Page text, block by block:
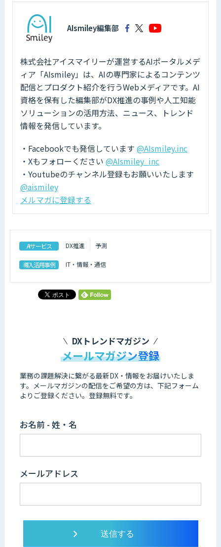
AIsmiley編集部
株式会社アイスマイリーが運営するAIポータルメデ
ィア「AIsmiley」は、AIの専門家によるコンテンツ
配信とプロダクト紹介を行うWebメディアです。AI
資格を保有した編集部がDX推進の事例や人工知能
ソリューションの活用方法、ニュース、トレンド
情報を発信しています。
・Facebookでも発信しています @AIsmiley.inc
・Xもフォローください @AIsmiley_inc
・Youtubeのチャンネル登録もお願いいたします
@aismiley
メルマガに登録する
AIサービス DX推進 予測
導入活用事例 IT・情報・通信
DXトレンドマガジン
メールマガジン登録
業務の課題解決に繋がる最新DX・情報をお届けいたしま
す。 メールマガジンの配信をご希望の方は、下記フォーム
よりご登録ください。登録無料です。
お名前 - 姓・名
メールアドレス